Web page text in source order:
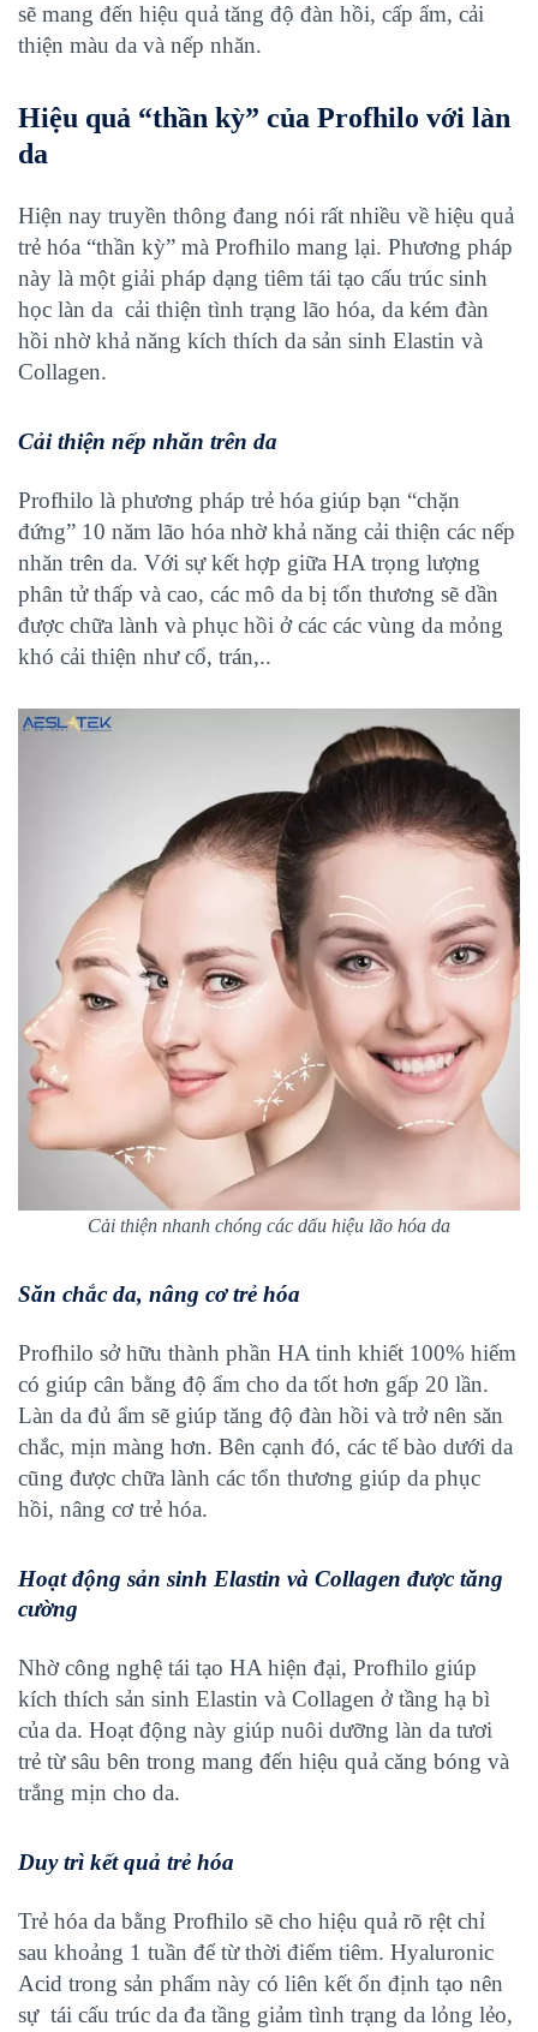
sẽ mang đến hiệu quả tăng độ đàn hồi, cấp ẩm, cải
thiện màu da và nếp nhăn.
Hiệu quả “thần kỳ” của Profhilo với làn
da
Hiện nay truyền thông đang nói rất nhiều về hiệu quả
trẻ hóa “thần kỳ” mà Profhilo mang lại. Phương pháp
này là một giải pháp dạng tiêm tái tạo cấu trúc sinh
học làn da cải thiện tình trạng lão hóa, da kém đàn
hồi nhờ khả năng kích thích da sản sinh Elastin và
Collagen.
Cải thiện nếp nhăn trên da
Profhilo là phương pháp trẻ hóa giúp bạn “chặn
đứng” 10 năm lão hóa nhờ khả năng cải thiện các nếp
nhăn trên da. Với sự kết hợp giữa HA trọng lượng
phân tử thấp và cao, các mô da bị tổn thương sẽ dần
được chữa lành và phục hồi ở các các vùng da mỏng
khó cải thiện như cổ, trán,..
Cải thiện nhanh chóng các dấu hiệu lão hóa da
Săn chắc da, nâng cơ trẻ hóa
Profhilo sở hữu thành phần HA tinh khiết 100% hiếm
có giúp cân bằng độ ẩm cho da tốt hơn gấp 20 lần.
Làn da đủ ẩm sẽ giúp tăng độ đàn hồi và trở nên săn
chắc, mịn màng hơn. Bên cạnh đó, các tế bào dưới da
cũng được chữa lành các tổn thương giúp da phục
hồi, nâng cơ trẻ hóa.
Hoạt động sản sinh Elastin và Collagen được tăng
cường
Nhờ công nghệ tái tạo HA hiện đại, Profhilo giúp
kích thích sản sinh Elastin và Collagen ở tầng hạ bì
của da. Hoạt động này giúp nuôi dưỡng làn da tươi
trẻ từ sâu bên trong mang đến hiệu quả căng bóng và
trắng mịn cho da.
Duy trì kết quả trẻ hóa
Trẻ hóa da bằng Profhilo sẽ cho hiệu quả rõ rệt chỉ
sau khoảng 1 tuần để từ thời điểm tiêm. Hyaluronic
Acid trong sản phẩm này có liên kết ổn định tạo nên
sự tái cấu trúc da đa tầng giảm tình trạng da lỏng lẻo,